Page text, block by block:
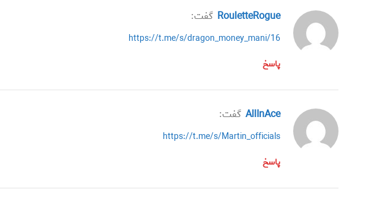
RouletteRogue گفت:
https://t.me/s/dragon_money_mani/16
پاسخ
AllInAce گفت:
https://t.me/s/Martin_officials
پاسخ